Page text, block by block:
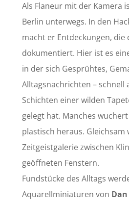
Als Flaneur mit der Kamera
Berlin unterwegs. In den
macht er Entdeckungen, die
dokumentiert. Hier ist es
in der sich Gesprühtes,
Alltagsnachrichten – schnell
Schichten einer wilden
gelegt hat. Manches
plastisch heraus. Gleichsam
Zeitgeistgalerie zwischen
geöffneten Fenstern.
Fundstücke des Alltags
Aquarellminiaturen von